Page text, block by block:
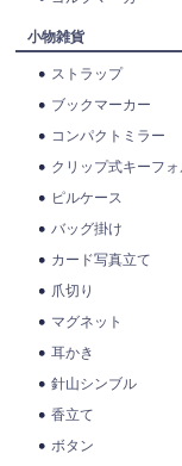
小物雑貨
ストラップ
ブックマーカー
コンパクトミラー
クリップ式キーフ
ピルケース
バッグ掛け
カード写真立て
爪切り
マグネット
耳かき
針山シンブル
香立て
ボタン